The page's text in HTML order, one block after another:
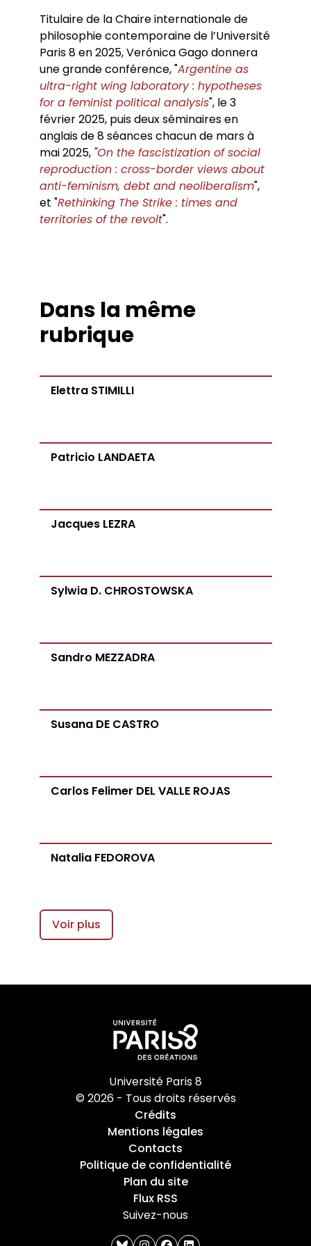
Titulaire de la Chaire internationale de
philosophie contemporaine de l’Université
Paris 8 en 2025, Verónica Gago donnera
une grande conférence, "Argentine as
ultra-right wing laboratory : hypotheses
for a feminist political analysis", le 3
février 2025, puis deux séminaires en
anglais de 8 séances chacun de mars à
mai 2025, "On the fascistization of social
reproduction : cross-border views about
anti-feminism, debt and neoliberalism",
et "Rethinking The Strike : times and
territories of the revolt".
Dans la même
rubrique
Elettra STIMILLI
Patricio LANDAETA
Jacques LEZRA
Sylwia D. CHROSTOWSKA
Sandro MEZZADRA
Susana DE CASTRO
Carlos Felimer DEL VALLE ROJAS
Natalia FEDOROVA
Voir plus
Université Paris 8
© 2026 - Tous droits réservés
Crédits
Mentions légales
Contacts
Politique de confidentialité
Plan du site
Flux RSS
Suivez-nous